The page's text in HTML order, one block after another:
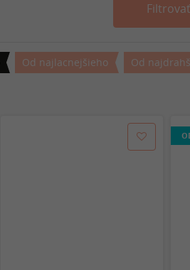
Od najlacnejšieho Od